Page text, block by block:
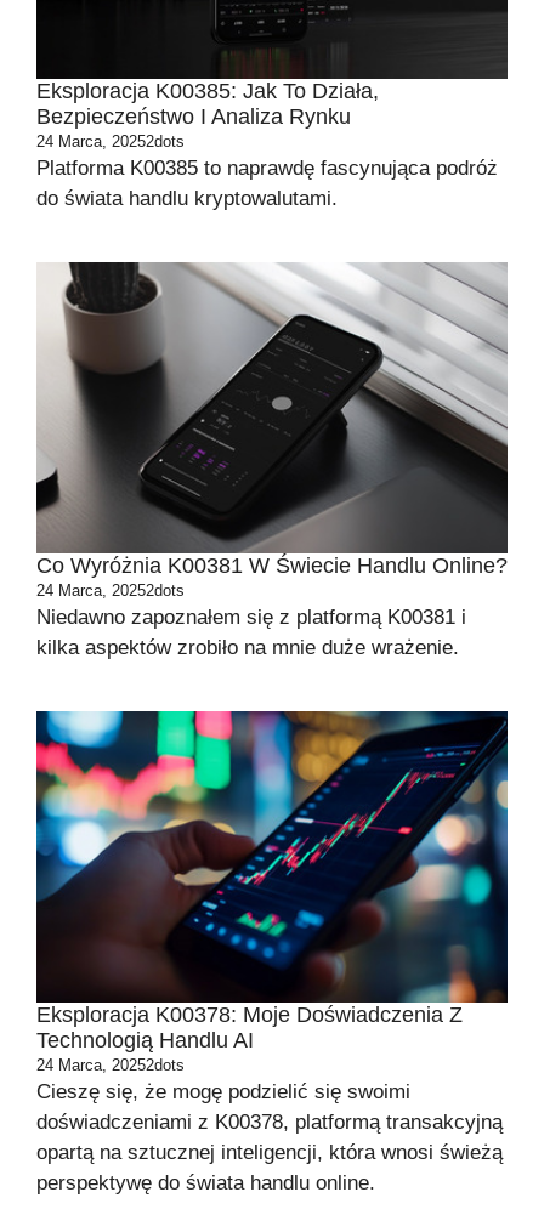
Eksploracja K00385: Jak To Działa,
Bezpieczeństwo I Analiza Rynku
24 Marca, 20252dots
Platforma K00385 to naprawdę fascynująca podróż
do świata handlu kryptowalutami.
Co Wyróżnia K00381 W Świecie Handlu Online?
24 Marca, 20252dots
Niedawno zapoznałem się z platformą K00381 i
kilka aspektów zrobiło na mnie duże wrażenie.
Eksploracja K00378: Moje Doświadczenia Z
Technologią Handlu AI
24 Marca, 20252dots
Cieszę się, że mogę podzielić się swoimi
doświadczeniami z K00378, platformą transakcyjną
opartą na sztucznej inteligencji, która wnosi świeżą
perspektywę do świata handlu online.